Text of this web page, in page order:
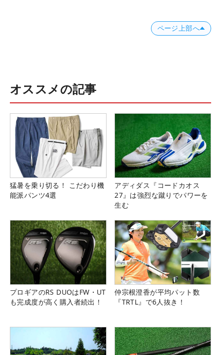
ページ上部へ
オススメの記事
猛暑を乗り切る！ こだわり機
能派パンツ4選
アディダス『コードカオス
27』は強烈な蹴りでパワーを
生む
プロギアのRS DUOはFW・UT
も完成度が高く購入者続出！
仲宗根澄香が平均パット数
『TRTL』で6人抜き！